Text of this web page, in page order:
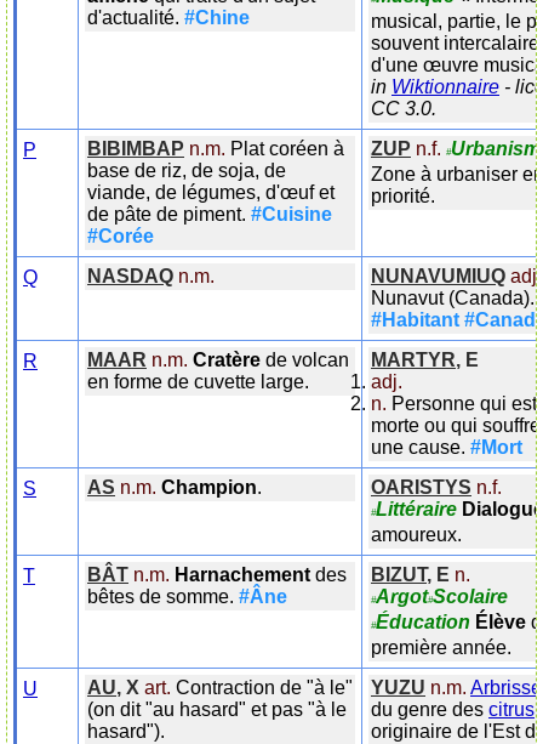
d'actualité. #Chine
musical, partie, le
souvent intercalaire,
d'une œuvre
in Wiktionnaire -
CC 3.0.
P
BIBIMBAP n.m. Plat coréen à
base de riz, de soja, de
viande, de légumes, d'œuf et
de pâte de piment. #Cuisine
#Corée
ZUP n.f. #
Zone à urbaniser en
priorité.
Q NASDAQ n.m. NUNAVUMIUQ adj.
Nunavut (Canada).
#Habitant
R
MAAR n.m. Cratère de volcan
en forme de cuvette large.
MARTYR, E
adj.
n. Personne qui est
morte ou qui
une cause. #Mort
S
AS n.m. Champion. OARISTYS n.f.
#Littéraire Dialogue
amoureux.
T
BÂT n.m. Harnachement des
bêtes de somme. #Âne
BIZUT, E n.
#Argot#Scolaire
#Éducation Élève
première année.
U
AU, X art. Contraction de "à le"
(on dit "au hasard" et pas "à le
hasard").
YUZU n.m.
du genre des citrus,
originaire de l'Est